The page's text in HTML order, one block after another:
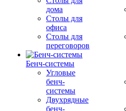
дома
Столы для
офиса
Столы для
переговоров
Бенч-системы
Угловые
бенч-
системы
Двухрядные
бенч-